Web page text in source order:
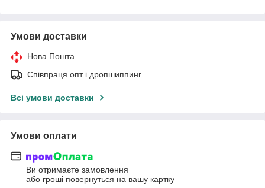
Умови доставки
Нова Пошта
Співпраця опт і дропшиппинг
Всі умови доставки
Умови оплати
Ви отримаєте замовлення
або гроші повернуться на вашу картку